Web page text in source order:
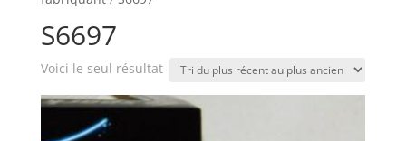
S6697
Voici le seul résultat